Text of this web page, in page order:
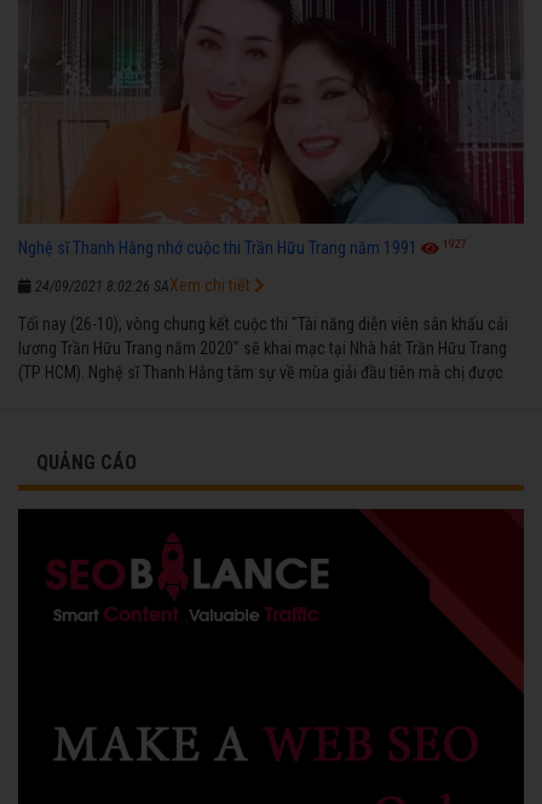
Nghệ sĩ Thanh Hằng nhớ cuộc thi Trần Hữu Trang năm 1991 1927
24/09/2021 8:02:26 SA
Tối nay (26-10), vòng chung kết cuộc thi "Tài năng diễn viên sân khấu cải
lương Trần Hữu Trang năm 2020" sẽ khai mạc tại Nhà hát Trần Hữu Trang
(TP HCM). Nghệ sĩ Thanh Hằng tâm sự về mùa giải đầu tiên mà chị được
Xem chi tiết
QUẢNG CÁO